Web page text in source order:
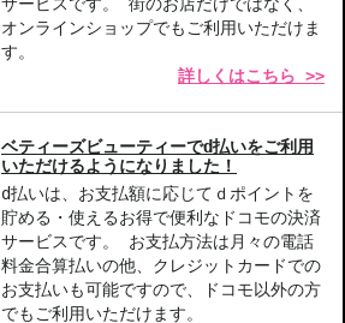
オンラインショップでもご利用いただけま
す。
詳しくはこちら >>
ベティーズビューティーでd払いをご利用
いただけるようになりました！
d払いは、お支払額に応じてｄポイントを
貯める・使えるお得で便利なドコモの決済
サービスです。 お支払方法は月々の電話
料金合算払いの他、クレジットカードでの
お支払いも可能ですので、ドコモ以外の方
でもご利用いただけます。